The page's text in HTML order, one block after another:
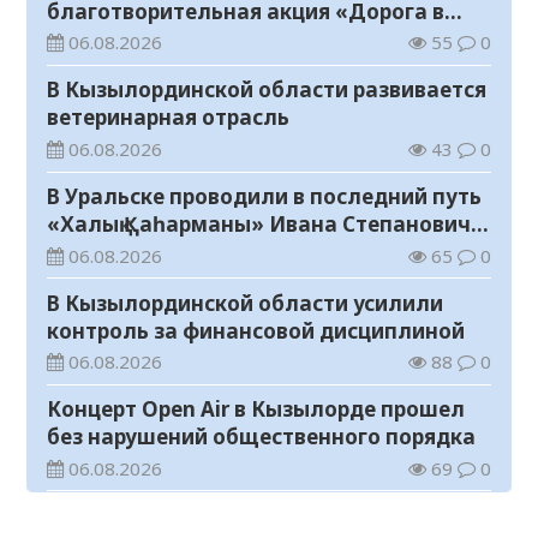
благотворительная акция «Дорога в
школу»
06.08.2026 55 0
В Кызылординской области развивается
ветеринарная отрасль
06.08.2026 43 0
В Уральске проводили в последний путь
«Халық Қаһарманы» Ивана Степановича
Гапича
06.08.2026 65 0
В Кызылординской области усилили
контроль за финансовой дисциплиной
06.08.2026 88 0
Концерт Open Air в Кызылорде прошел
без нарушений общественного порядка
06.08.2026 69 0